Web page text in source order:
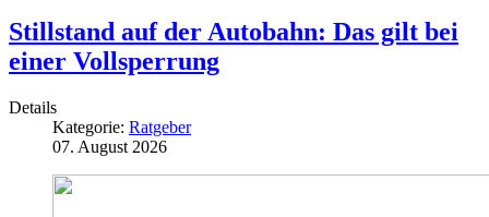
Stillstand auf der Autobahn: Das gilt bei
einer Vollsperrung
Details
Kategorie: Ratgeber
07. August 2026